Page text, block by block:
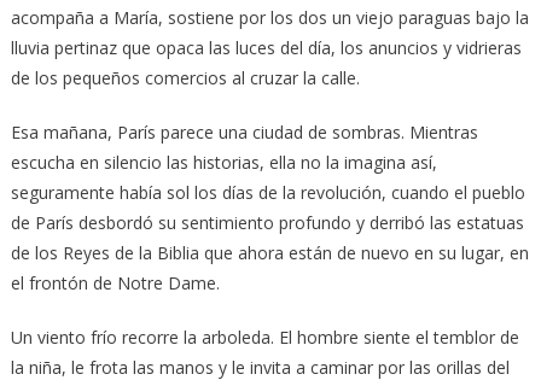
acompaña a María, sostiene por los dos un viejo paraguas bajo la
lluvia pertinaz que opaca las luces del día, los anuncios y vidrieras
de los pequeños comercios al cruzar la calle.
Esa mañana, París parece una ciudad de sombras. Mientras
escucha en silencio las historias, ella no la imagina así,
seguramente había sol los días de la revolución, cuando el pueblo
de París desbordó su sentimiento profundo y derribó las estatuas
de los Reyes de la Biblia que ahora están de nuevo en su lugar, en
el frontón de Notre Dame.
Un viento frío recorre la arboleda. El hombre siente el temblor de
la niña, le frota las manos y le invita a caminar por las orillas del